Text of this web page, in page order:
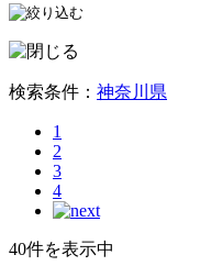
検索条件： 神奈川県
1
2
3
4
40件を表示中